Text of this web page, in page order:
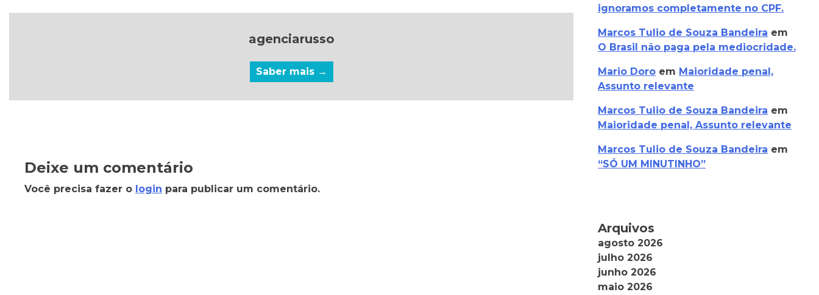
agenciarusso
Saber mais →
Deixe um comentário
Você precisa fazer o login para publicar um comentário.
ignoramos completamente no CPF.
Marcos Tulio de Souza Bandeira em
O Brasil não paga pela mediocridade.
Mario Doro em Maioridade penal,
Assunto relevante
Marcos Tulio de Souza Bandeira em
Maioridade penal, Assunto relevante
Marcos Tulio de Souza Bandeira em
“SÓ UM MINUTINHO”
Arquivos
agosto 2026
julho 2026
junho 2026
maio 2026